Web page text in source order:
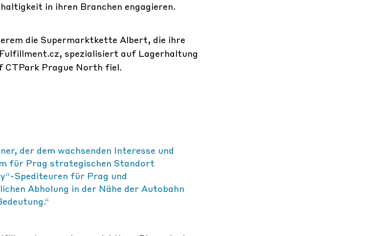
in ihren Branchen engagieren.
die Supermarktkette Albert, die ihre
spezialisiert auf Lagerhaltung
CTPark Prague North fiel.
der dem wachsenden Interesse und
für Prag strategischen Standort
Spediteuren für Prag und
Abholung in der Nähe der Autobahn